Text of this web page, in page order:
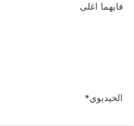
فايهما اغلى
الخيديوي*